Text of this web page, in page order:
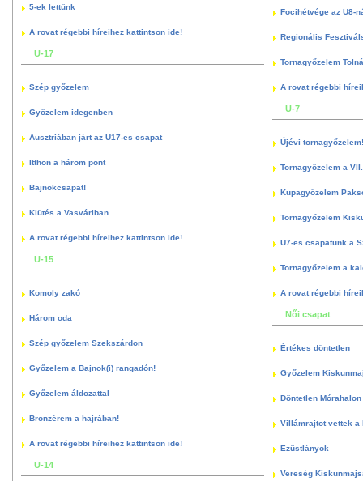
5-ek lettünk
A rovat régebbi híreihez kattintson ide!
U-17
Szép győzelem
Győzelem idegenben
Ausztriában járt az U17-es csapat
Itthon a három pont
Bajnokcsapat!
Kiütés a Vasváriban
A rovat régebbi híreihez kattintson ide!
U-15
Komoly zakó
Három oda
Szép győzelem Szekszárdon
Győzelem a Bajnok(i) rangadón!
Győzelem áldozattal
Bronzérem a hajrában!
A rovat régebbi híreihez kattintson ide!
U-14
Focihétvége az U8-
Regionális
Tornagyőzelem
A rovat régebbi
U-7
Újévi tornagyőzelem!
Tornagyőzelem a
Kupagyőzelem
Tornagyőzelem
U7-es csapatunk a
Tornagyőzelem a
A rovat régebbi
Női csapat
Értékes döntetlen
Győzelem
Döntetlen
Villámrajtot vettek a
Ezüstlányok
Vereség